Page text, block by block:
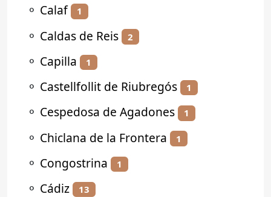
⚬ Calaf 1
⚬ Caldas de Reis 2
⚬ Capilla 1
⚬ Castellfollit de Riubregós 1
⚬ Cespedosa de Agadones 1
⚬ Chiclana de la Frontera 1
⚬ Congostrina 1
⚬ Cádiz 13